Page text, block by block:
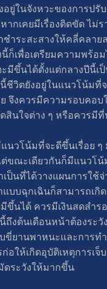
ยู่ในจังหวะของการปรับ
ากเคยมีเรื่องติดขัด ไม่
ชำระสะสางให้คลี่คลาย
ก็เพื่อเตรียมความพร้อ
มีขึ้นได้ตั้งแต่กลางปีนี้เ
ชีวิตยังอยู่ในแนวโน้มที่
จึงควรมีความรอบคอบ
สินใจต่าง ๆ หรือควรมี
แนวโน้มที่จะดีขึ้นเรื่อย
ขณะเดียวกันก็มีแนวโน้
เป็นที่ได้วางแผนการใช้
แบบฉุกเฉินก็สามารถเกิ
นได้ ควรมีเงินสดสำร
ถึงต้นเดือนหน้าต้องระวั
ขี่ยานพาหนะและการท
อให้เกิดอุบัติเหตุการเจ็
ดระวังให้มากขึ้น